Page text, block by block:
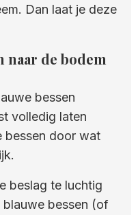
Dan laat je deze
naar de bodem
bessen
volledig laten
bessen door wat
beslag te luchtig
bessen (of